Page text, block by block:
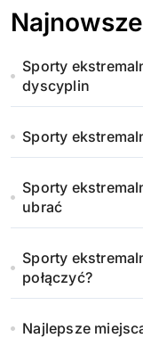
Najnowsze
Sporty
dyscyplin
Sporty
Sporty
ubrać
Sporty
połączyć?
Najlepsze